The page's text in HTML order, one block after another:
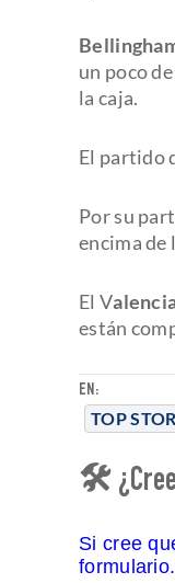
EN:
TOP
un poco
la caja.
El partido
Por su
encima de
El V
están
🛠 ¿Cree
Si cree